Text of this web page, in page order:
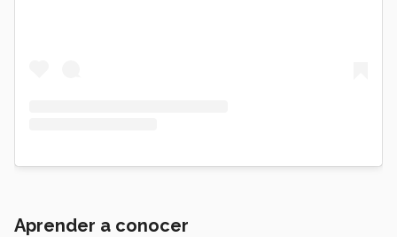
Aprender a conocer